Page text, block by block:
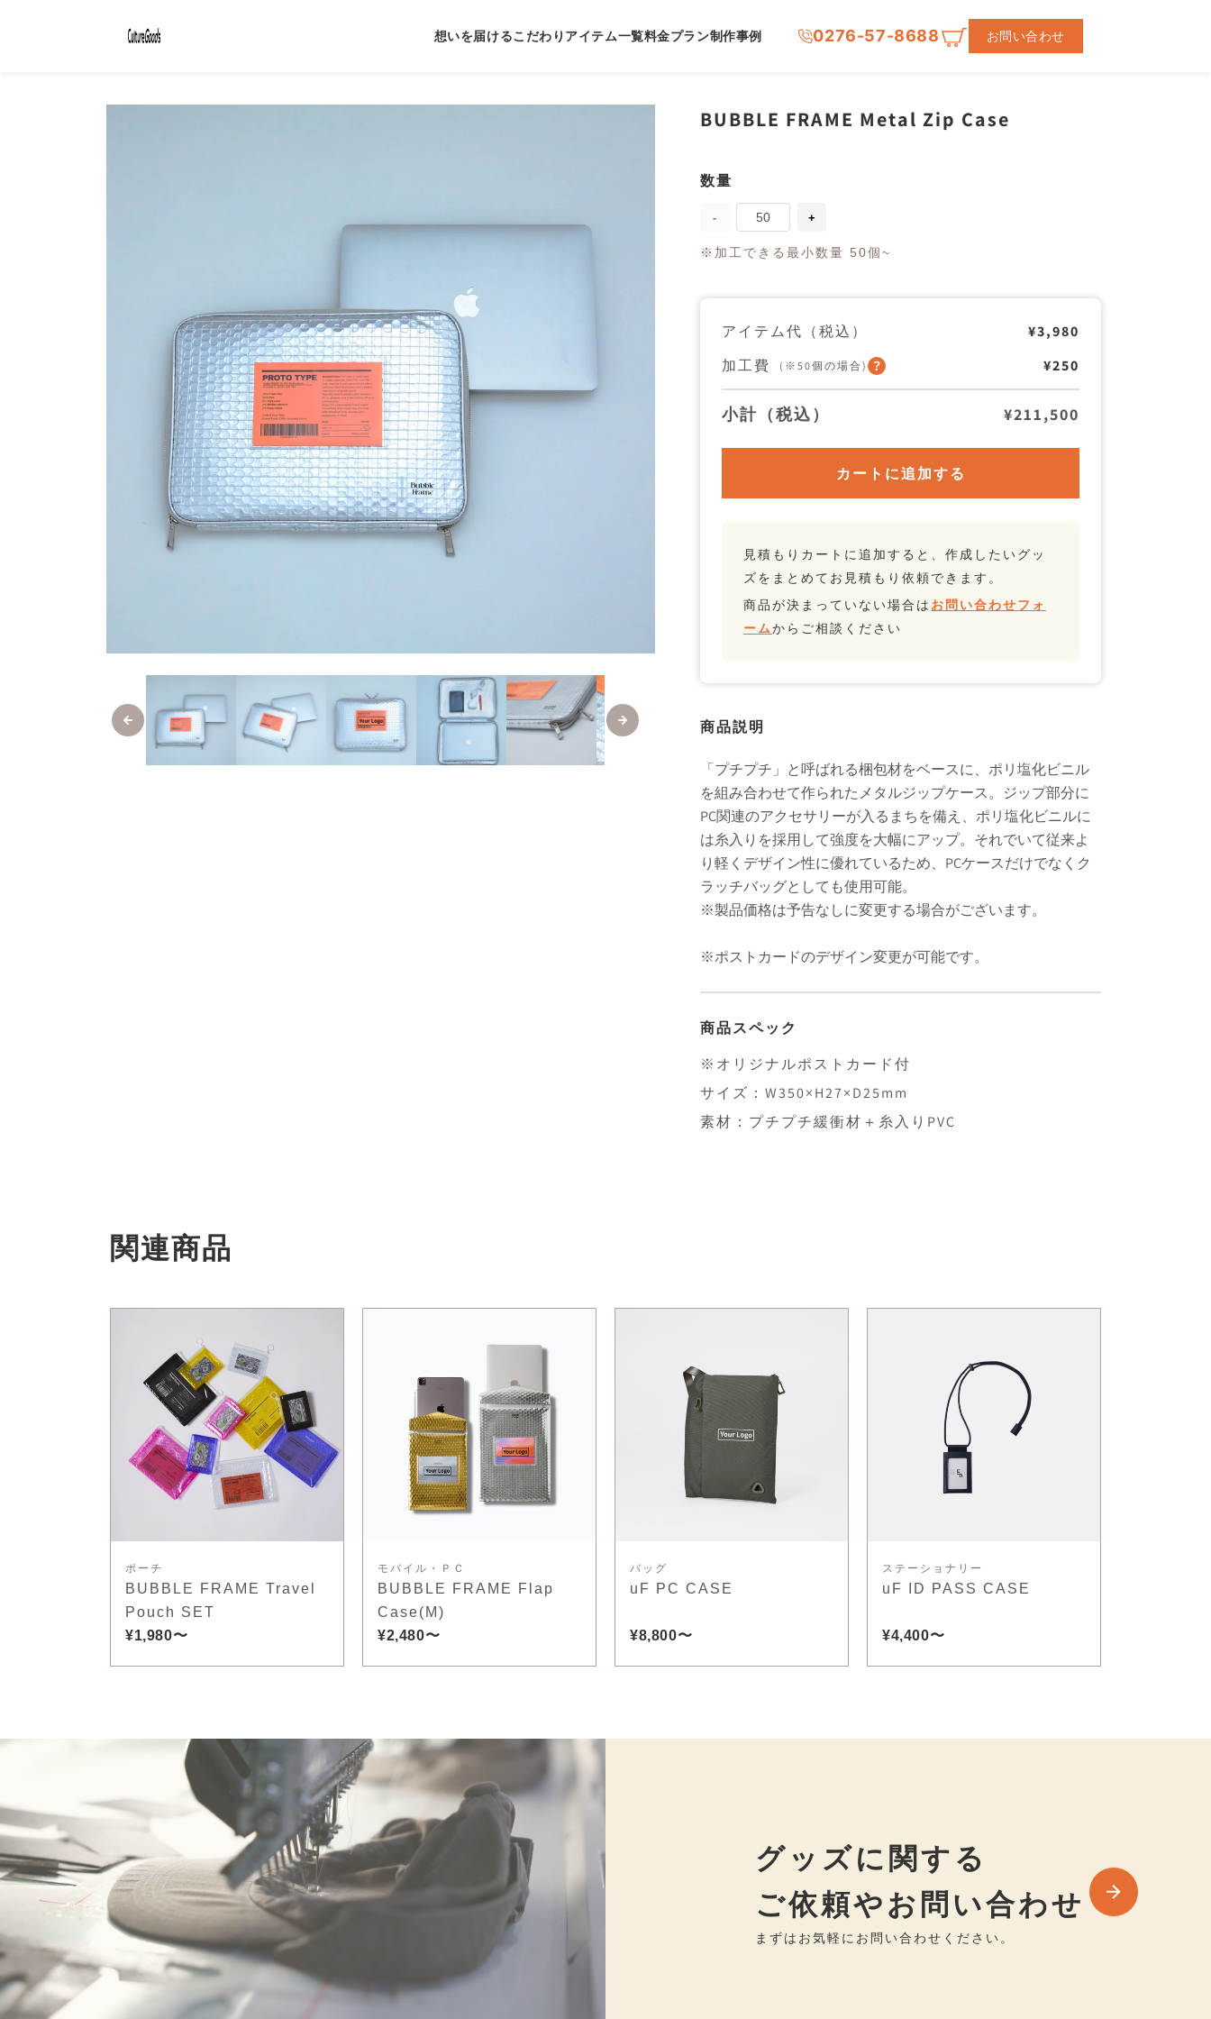
想いを届けるこだわり アイテム一覧料金プラン制作事例 0276-57-8688 お問い合わせ
商品情
ル
で
BUBBLE FRAME Metal Zip Case
数
数量
BUBBLE
FRAME
Metal
Zip
量
を
減
ら
す
BUBBLE
Metal
Zip
量
を
や
す
※加工できる最小数量 50個~
アイテム代（税込）
¥3,980
加工費
(※50個の場合) ¥250
小計（税込） ¥211,500
カートに追加する
見積もりカートに追加すると、作成したいグッ
ズをまとめてお見積もり依頼できます。
商品が決まっていない場合は お問い合わせフォ
ームからご相談ください
商品説明
「プチプチ」と呼ばれる梱包材をベースに、ポリ塩化ビニル
を組み合わせて作られたメタルジップケース。ジップ部分に
PC関連のアクセサリーが入るまちを備え、ポリ塩化ビニルに
は糸入りを採用して強度を大幅にアップ。それでいて従来よ
り軽くデザイン性に優れているため、PCケースだけでなくク
ラッチバッグとしても使用可能。
※製品価格は予告なしに変更する場合がございます。
※ポストカードのデザイン変更が可能です。
商品スペック
※オリジナルポストカード付
サイズ：W350×H27×D25mm
素材：プチプチ緩衝材＋糸入りPVC
関連商品
ポーチ
BUBBLE FRAME Travel
Pouch SET
¥1,980〜
モバイル・ＰＣ
BUBBLE FRAME Flap
Case(M)
¥2,480〜
バッグ
uF PC CASE
¥8,800〜
ステーショナリー
uF ID PASS CASE
¥4,400〜
グッズに関する
ご依頼やお問い合わせ
まずはお気軽にお問い合わせください。